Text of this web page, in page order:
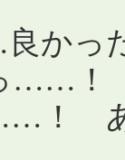
良か
……
！ あ